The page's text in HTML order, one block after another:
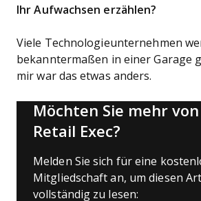
Ihr Aufwachsen erzählen?
Viele Technologieunternehmen
bekanntermaßen in einer Garage
mir war das etwas anders.
Möchten Sie mehr
Retail Exec?
Melden Sie sich für eine
Mitgliedschaft an, um diesen
vollständig zu lesen: